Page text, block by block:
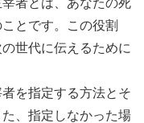
とです。この役割
世代に伝えるために
を指定する方法とそ
、指定しなかった場